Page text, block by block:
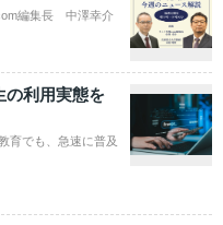
編集長 中澤幸介
の利用実態を
育でも、急速に普及